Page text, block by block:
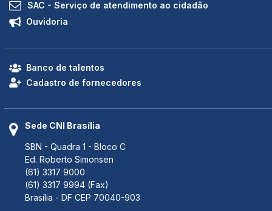
SAC - Serviço de atendimento ao cidadão
Ouvidoria
Banco de talentos
Cadastro de fornecedores
Sede CNI Brasília
SBN - Quadra 1 - Bloco C
Ed. Roberto Simonsen
(61) 3317 9000
(61) 3317 9994 (Fax)
Brasília - DF CEP 70040-903